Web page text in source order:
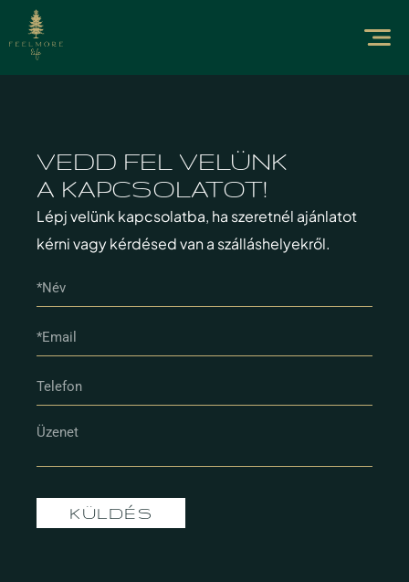
VEDD FEL VELÜNK
A KAPCSOLATOT!
Lépj velünk kapcsolatba, ha szeretnél ajánlatot
kérni vagy kérdésed van a szálláshelyekről.
KÜLDÉS